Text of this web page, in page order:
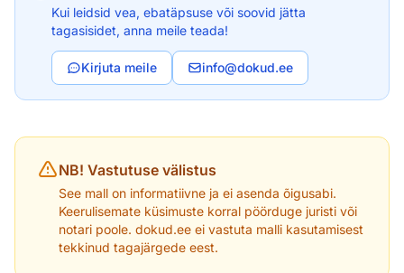
Kui leidsid vea, ebatäpsuse või soovid jätta
tagasisidet, anna meile teada!
Kirjuta meile info@dokud.ee
NB! Vastutuse välistus
See mall on informatiivne ja ei asenda õigusabi.
Keerulisemate küsimuste korral pöörduge juristi või
notari poole. dokud.ee ei vastuta malli kasutamisest
tekkinud tagajärgede eest.